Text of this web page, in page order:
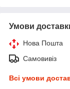
Умови
Нова Пошта
Самовивіз
Всі умови